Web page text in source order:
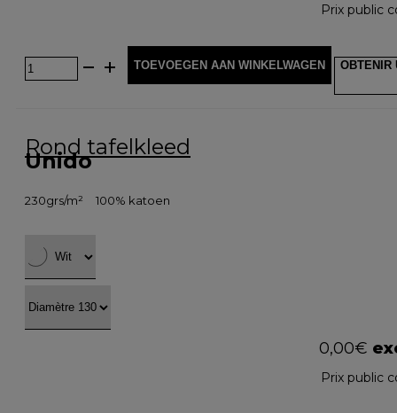
Prix public
TOEVOEGEN AAN WINKELWAGEN OBTENIR
Rond tafelkleed
Unido
230grs/m² 100% katoen
0,00€
Prix public